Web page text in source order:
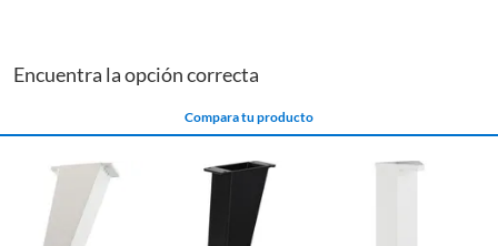
Encuentra la opción correcta
Compara tu producto